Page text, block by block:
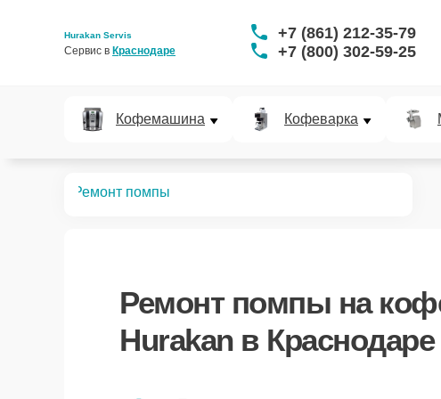
Hurakan Servis
Сервис в Краснодаре
+7 (861) 212-35-79
+7 (800) 302-59-25
Кофемашина Кофеварка
Ремонт помпы
Ремонт помпы на
Hurakan в Краснодаре